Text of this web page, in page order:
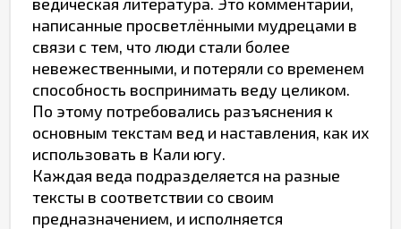
написанные просветлёнными мудрецами в
связи с тем, что люди стали более
невежественными, и потеряли со временем
способность воспринимать веду целиком.
По этому потребовались разъяснения к
основным текстам вед и наставления, как их
использовать в Кали югу.
Каждая веда подразделяется на разные
тексты в соответствии со своим
предназначением, и исполняется